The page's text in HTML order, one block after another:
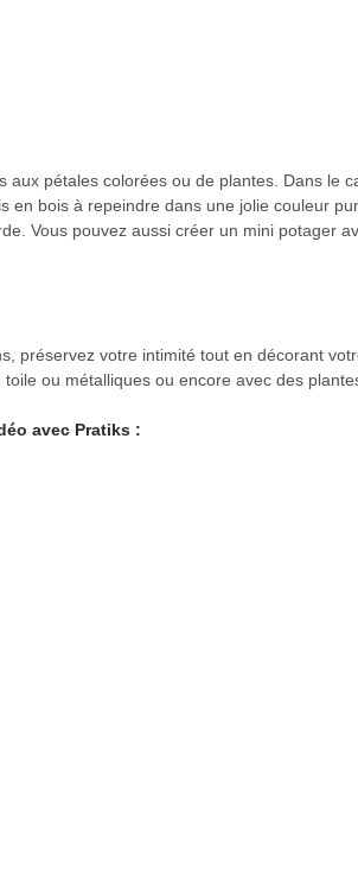
aux pétales colorées ou de plantes. Dans le
en bois à repeindre dans une jolie couleur
Vous pouvez aussi créer un mini potager
préservez votre intimité tout en décorant
ou métalliques ou encore avec des
avec Pratiks :